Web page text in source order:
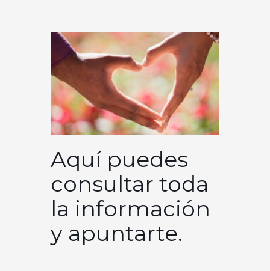
Aquí puedes
consultar toda
la información
y apuntarte.